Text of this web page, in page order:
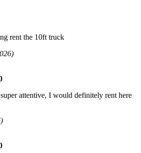
rent the 10ft truck
attentive, I would definitely rent here